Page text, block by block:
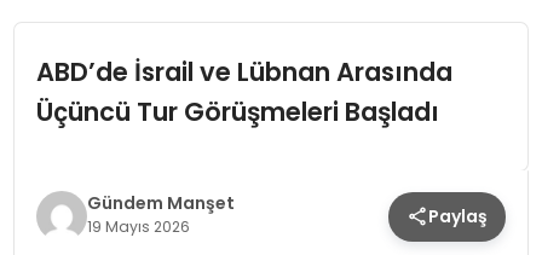
SPOR
YAŞAM
ABD’de İsrail ve Lübnan Arasında
Üçüncü Tur Görüşmeleri Başladı
Gündem Manşet
19 Mayıs 2026 Paylaş